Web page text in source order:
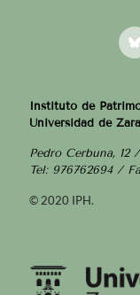
Instituto de
Universidad de
Pedro Cerbuna,
Tel: 976762694 /
© 2020 IPH.